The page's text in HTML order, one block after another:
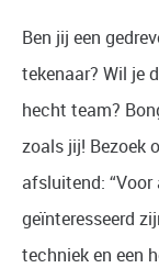
Ben jij een
tekenaar? Wil je
hecht team?
zoals jij! Bezoek
afsluitend:
geïnteresseerd
techniek en een